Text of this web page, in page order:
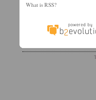
What is RSS?